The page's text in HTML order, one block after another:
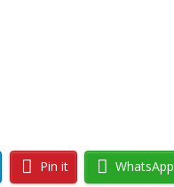
Pin it WhatsApp